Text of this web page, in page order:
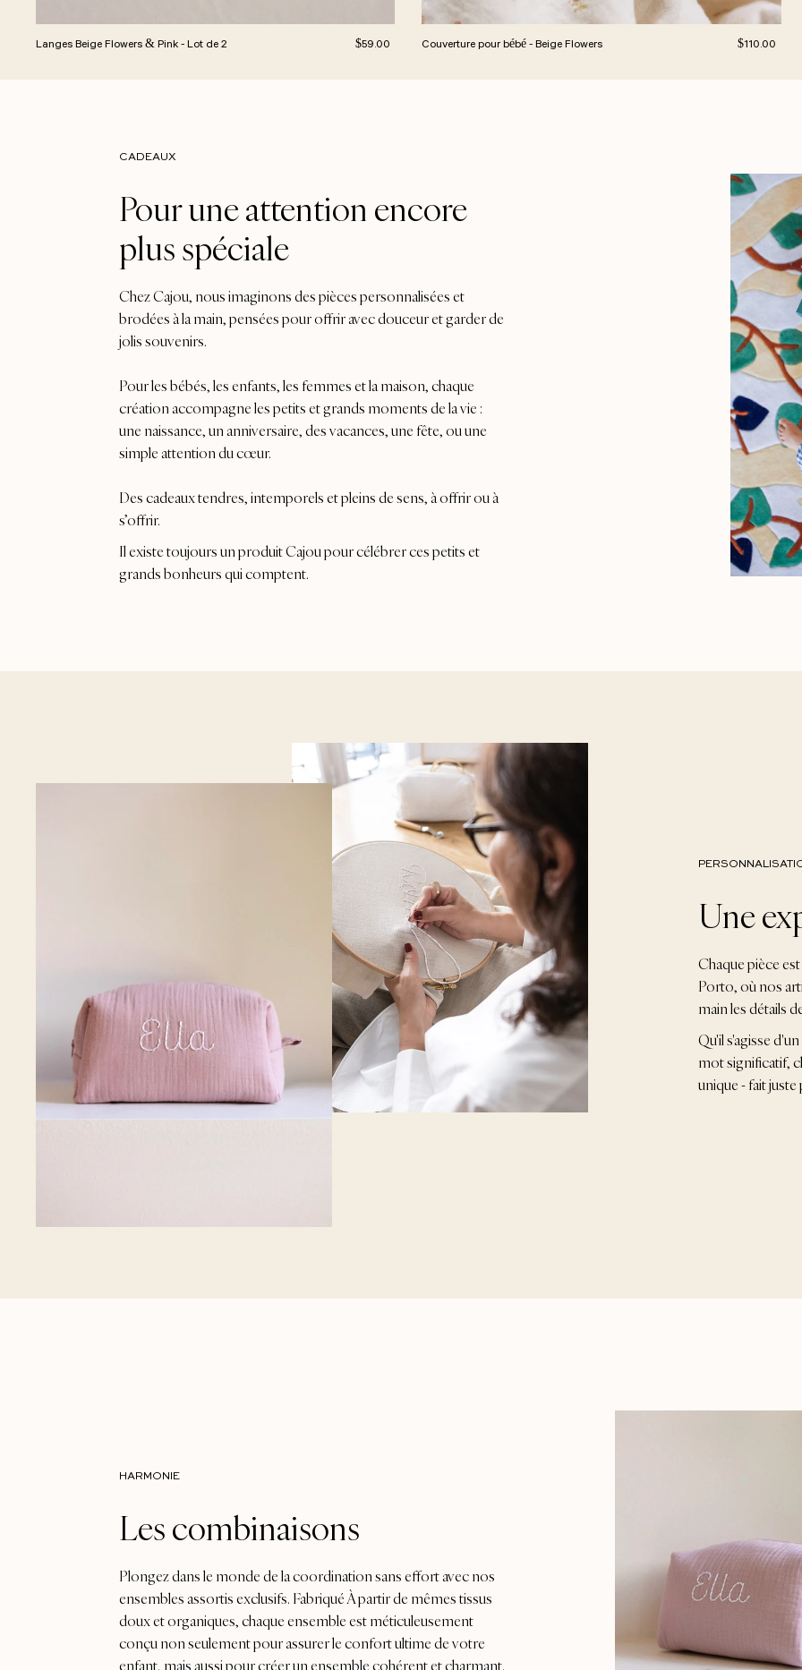
Langes Beige Flowers & Pink - Lot de 2 Prix régulier
$59.00 Couverture pour bébé - Beige Flowers Prix régulier
$110.00
CADEAUX
Pour une attention encore
plus spéciale
Chez Cajou, nous imaginons des pièces personnalisées et
brodées à la main, pensées pour offrir avec douceur et garder de
jolis souvenirs.
Pour les bébés, les enfants, les femmes et la maison, chaque
création accompagne les petits et grands moments de la vie :
une naissance, un anniversaire, des vacances, une fête, ou une
simple attention du cœur.
Des cadeaux tendres, intemporels et pleins de sens, à offrir ou à
s’offrir.
Il existe toujours un produit Cajou pour célébrer ces petits et
grands bonheurs qui comptent.
Une
Chaque pièce
Porto, où nos
main les détails
Qu'il s'agisse
mot significatif,
unique - fait
HARMONIE
Les combinaisons
Plongez dans le monde de la coordination sans effort avec nos
ensembles assortis exclusifs. Fabriqué À partir de mêmes tissus
doux et organiques, chaque ensemble est méticuleusement
conçu non seulement pour assurer le confort ultime de votre
enfant, mais aussi pour créer un ensemble cohérent et charmant.